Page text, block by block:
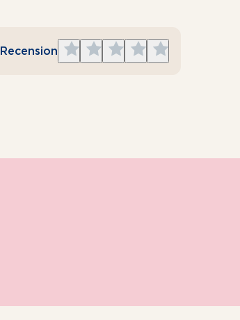
Recension
Give
5
Give
4
Give
3
Give
2
Give
1